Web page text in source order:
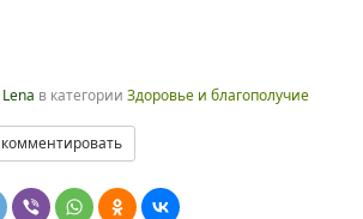
Lena в категории Здоровье и благополучие
комментировать